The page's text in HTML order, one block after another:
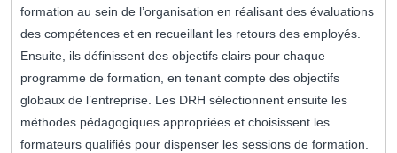
formation au sein de l’organisation en réalisant des évaluations
des compétences et en recueillant les retours des employés.
Ensuite, ils définissent des objectifs clairs pour chaque
programme de formation, en tenant compte des objectifs
globaux de l’entreprise. Les DRH sélectionnent ensuite les
méthodes pédagogiques appropriées et choisissent les
formateurs qualifiés pour dispenser les sessions de formation.